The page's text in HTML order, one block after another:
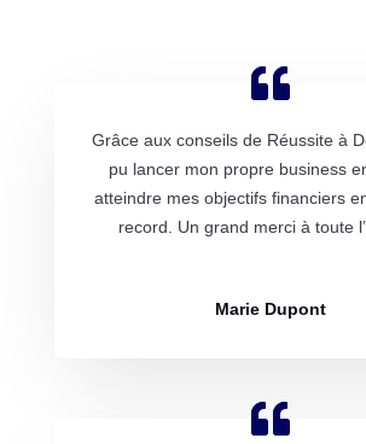
Grâce aux conseils de Réussite à
pu lancer mon propre business
atteindre mes objectifs financiers
record. Un grand merci à toute
Marie Dupont